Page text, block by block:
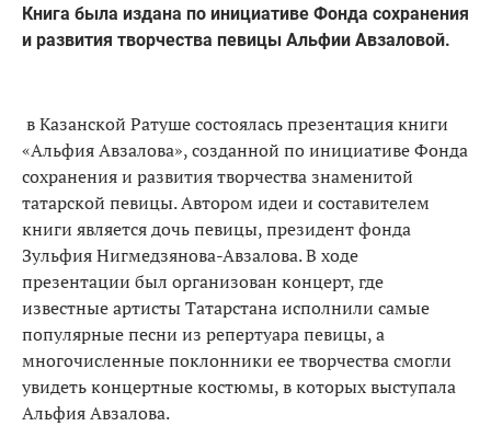
Книга была издана по инициативе Фонда сохранения
и развития творчества певицы Альфии Авзаловой.
в Казанской Ратуше состоялась презентация книги
«Альфия Авзалова», созданной по инициативе Фонда
сохранения и развития творчества знаменитой
татарской певицы. Автором идеи и составителем
книги является дочь певицы, президент фонда
Зульфия Нигмедзянова-Авзалова. В ходе
презентации был организован концерт, где
известные артисты Татарстана исполнили самые
популярные песни из репертуара певицы, а
многочисленные поклонники ее творчества смогли
увидеть концертные костюмы, в которых выступала
Альфия Авзалова.